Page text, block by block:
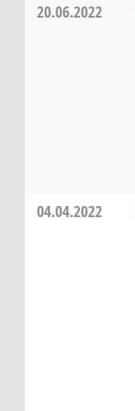
20.06.2022
04.04.2022